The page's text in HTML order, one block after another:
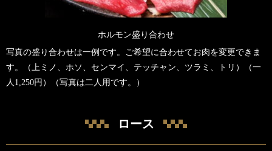
ホルモン盛り合わせ
写真の盛り合わせは一例です。ご希望に合わせてお肉を変更できま
す。（上ミノ、ホソ、センマイ、テッチャン、ツラミ、トリ）（一
人1,250円）（写真は二人用です。）
ロース